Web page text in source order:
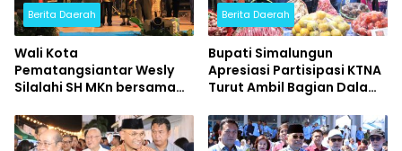
Berita Daerah
Wali Kota
Pematangsiantar Wesly
Silalahi SH MKn bersama
Wesly Silalahi menghadiri
Konser Bertabur Bintang
Berita Daerah
Bupati Simalungun
Apresiasi Partisipasi KTNA
Turut Ambil Bagian Dalam